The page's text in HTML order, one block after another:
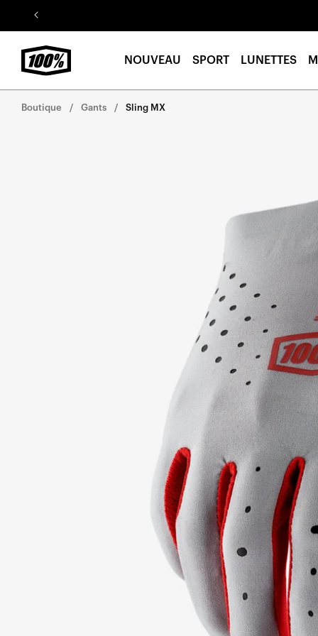
Aller au
contenu
NOUVEAU SPORT LUNETTES
Boutique Gants Sling MX